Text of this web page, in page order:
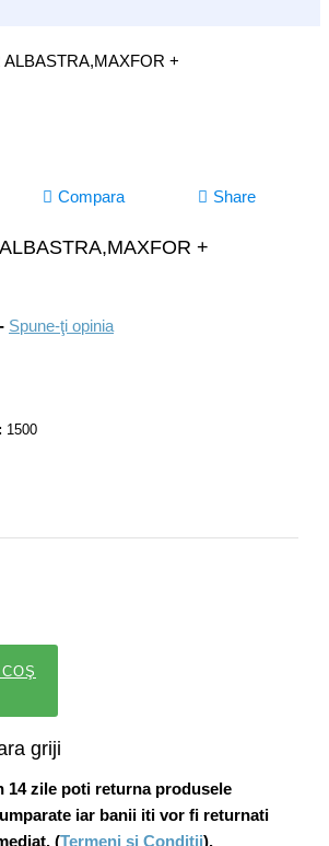
Compara Share
+
- Spune-ţi opinia
1500
griji
14 zile poti returna produsele
iar banii iti vor fi returnati
(Termeni si Conditii).